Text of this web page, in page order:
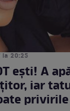
la 20:25
ești! A
iar
privirile